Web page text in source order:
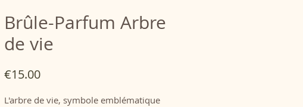
Brûle-Parfum Arbre
de vie
€15.00Price
L'arbre de vie, symbole emblématique